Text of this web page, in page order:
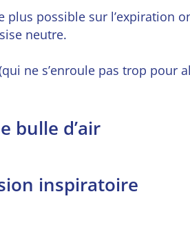
plus possible sur l’expiration
neutre.
ne s’enroule pas trop pour
bulle d’air
inspiratoire